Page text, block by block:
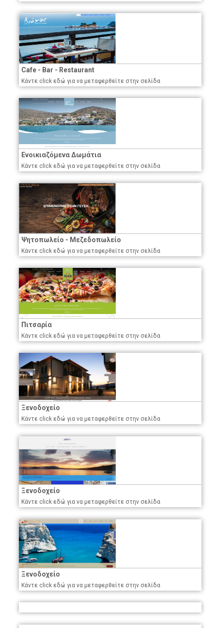
Cafe - Bar - Restaurant
Κάντε click εδώ για να μεταφερθείτε στην σελίδα
Ενοικιαζόμενα Δωμάτια
Κάντε click εδώ για να μεταφερθείτε στην σελίδα
Ψητοπωλείο - Μεζεδοπωλείο
Κάντε click εδώ για να μεταφερθείτε στην σελίδα
Πιτσαρία
Κάντε click εδώ για να μεταφερθείτε στην σελίδα
Ξενοδοχείο
Κάντε click εδώ για να μεταφερθείτε στην σελίδα
Ξενοδοχείο
Κάντε click εδώ για να μεταφερθείτε στην σελίδα
Ξενοδοχείο
Κάντε click εδώ για να μεταφερθείτε στην σελίδα